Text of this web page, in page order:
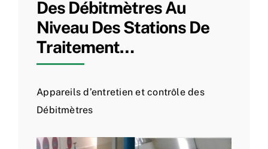
Des Débitmètres Au
Niveau Des Stations De
Traitement…
Appareils d’entretien et contrôle des
Débitmètres